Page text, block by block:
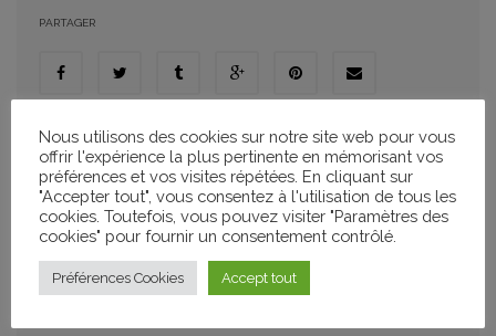
PARTAGER
CATÉGORIES
Ateliers de Pratique Artistique
ATELIER PELLICULE GRATTÉE EN MÉDIATHÈQUE
Nous utilisons des cookies sur notre site web pour vous
offrir l'expérience la plus pertinente en mémorisant vos
préférences et vos visites répétées. En cliquant sur
"Accepter tout", vous consentez à l'utilisation de tous les
cookies. Toutefois, vous pouvez visiter "Paramètres des
cookies" pour fournir un consentement contrôlé.
Préférences Cookies Accept tout